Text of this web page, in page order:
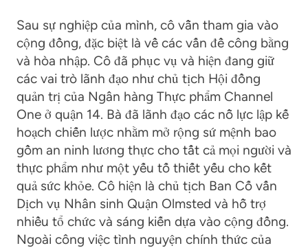
Sau sự nghiệp của mình, cô vẫn tham gia vào
cộng đồng, đặc biệt là về các vấn đề công bằng
và hòa nhập. Cô đã phục vụ và hiện đang giữ
các vai trò lãnh đạo như chủ tịch Hội đồng
quản trị của Ngân hàng Thực phẩm Channel
One ở quận 14. Bà đã lãnh đạo các nỗ lực lập kế
hoạch chiến lược nhằm mở rộng sứ mệnh bao
gồm an ninh lương thực cho tất cả mọi người và
thực phẩm như một yếu tố thiết yếu cho kết
quả sức khỏe. Cô hiện là chủ tịch Ban Cố vấn
Dịch vụ Nhân sinh Quận Olmsted và hỗ trợ
nhiều tổ chức và sáng kiến dựa vào cộng đồng.
Ngoài công việc tình nguyện chính thức của